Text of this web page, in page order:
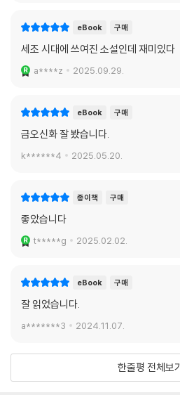
eBook 구매
세조 시대에 쓰여진 소설인데 재미있다
a****z 2025.09.29.
eBook 구매
금오신화 잘 봤습니다.
k******4 2025.05.20.
종이책 구매
좋았습니다
t*****g 2025.02.02.
eBook 구매
잘 읽었습니다.
a*******3 2024.11.07.
한줄평 전체보기